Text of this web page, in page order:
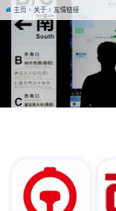
主页 关于 友情链接